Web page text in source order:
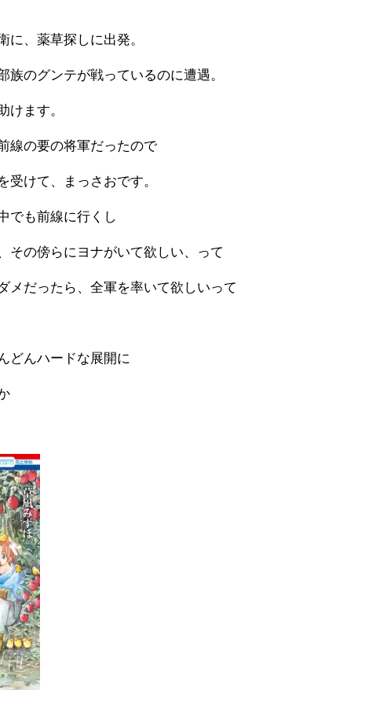
に、薬草探しに出発。
族のグンテが戦っているのに遭遇。
けます。
線の要の将軍だったので
受けて、まっさおです。
でも前線に行くし
その傍らにヨナがいて欲しい、って
メだったら、全軍を率いて欲しいって
どんハードな展開に